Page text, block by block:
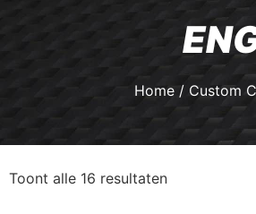
Home / Custom
Toont alle 16 resultaten